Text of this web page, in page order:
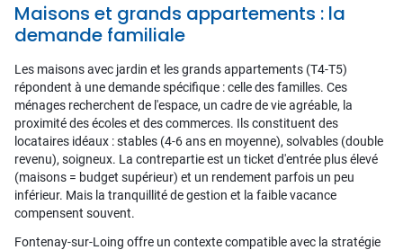
Maisons et grands appartements : la
demande familiale
Les maisons avec jardin et les grands appartements (T4-T5)
répondent à une demande spécifique : celle des familles. Ces
ménages recherchent de l'espace, un cadre de vie agréable, la
proximité des écoles et des commerces. Ils constituent des
locataires idéaux : stables (4-6 ans en moyenne), solvables (double
revenu), soigneux. La contrepartie est un ticket d'entrée plus élevé
(maisons = budget supérieur) et un rendement parfois un peu
inférieur. Mais la tranquillité de gestion et la faible vacance
compensent souvent.
Fontenay-sur-Loing offre un contexte compatible avec la stratégie